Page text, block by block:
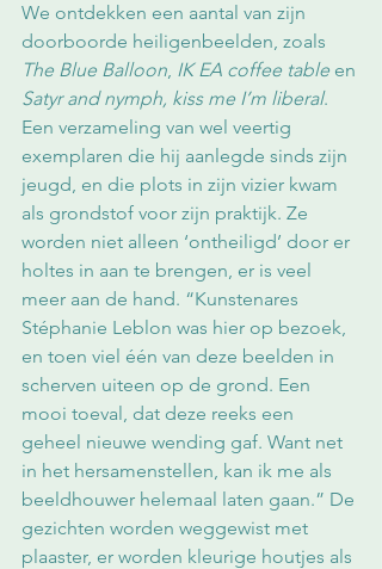
We ontdekken een aantal van zijn
doorboorde heiligenbeelden, zoals
The Blue Balloon, IK EA coffee table en
Satyr and nymph, kiss me I’m liberal.
Een verzameling van wel veertig
exemplaren die hij aanlegde sinds zijn
jeugd, en die plots in zijn vizier kwam
als grondstof voor zijn praktijk. Ze
worden niet alleen ‘ontheiligd’ door er
holtes in aan te brengen, er is veel
meer aan de hand. “Kunstenares
Stéphanie Leblon was hier op bezoek,
en toen viel één van deze beelden in
scherven uiteen op de grond. Een
mooi toeval, dat deze reeks een
geheel nieuwe wending gaf. Want net
in het hersamenstellen, kan ik me als
beeldhouwer helemaal laten gaan.” De
gezichten worden weggewist met
plaaster, er worden kleurige houtjes als